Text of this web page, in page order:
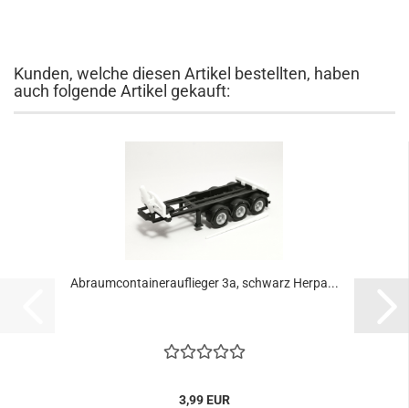
Kunden, welche diesen Artikel bestellten, haben
auch folgende Artikel gekauft:
Abraumcontainerauflieger 3a, schwarz Herpa...
3,99 EUR